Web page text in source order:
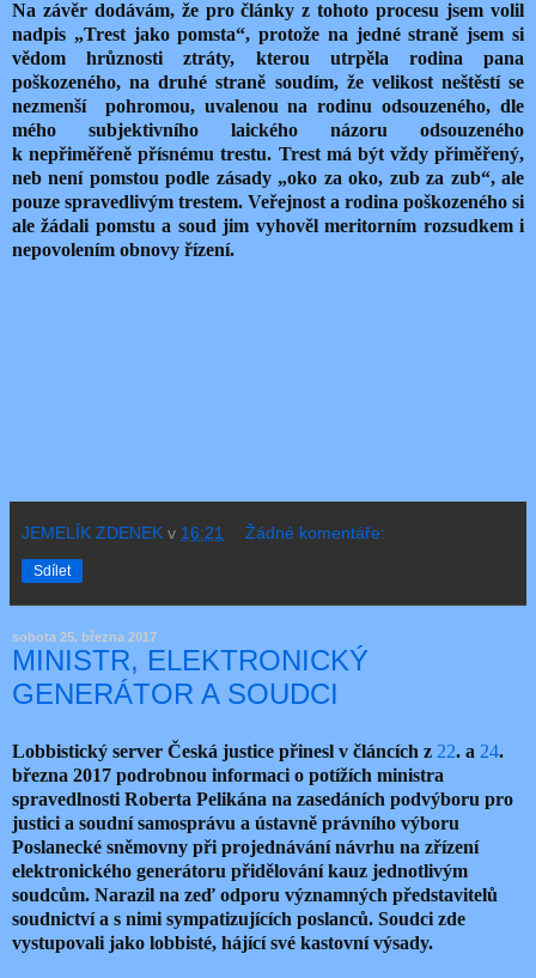
Na závěr dodávám, že pro články z tohoto procesu jsem volil
nadpis „Trest jako pomsta“, protože na jedné straně jsem si
vědom hrůznosti ztráty, kterou utrpěla rodina pana
poškozeného, na druhé straně soudím, že velikost neštěstí se
nezmenší pohromou, uvalenou na rodinu odsouzeného, dle
mého subjektivního laického názoru odsouzeného
k nepřiměřeně přísnému trestu. Trest má být vždy přiměřený,
neb není pomstou podle zásady „oko za oko, zub za zub“, ale
pouze spravedlivým trestem. Veřejnost a rodina poškozeného si
ale žádali pomstu a soud jim vyhověl meritorním rozsudkem i
nepovolením obnovy řízení.
JEMELÍK ZDENEK v 16:21 Žádné komentáře:
Sdílet
sobota 25. března 2017
MINISTR, ELEKTRONICKÝ
GENERÁTOR A SOUDCI
Lobbistický server Česká justice přinesl v článcích z 22. a 24.
března 2017 podrobnou informaci o potížích ministra
spravedlnosti Roberta Pelikána na zasedáních podvýboru pro
justici a soudní samosprávu a ústavně právního výboru
Poslanecké sněmovny při projednávání návrhu na zřízení
elektronického generátoru přidělování kauz jednotlivým
soudcům. Narazil na zeď odporu významných představitelů
soudnictví a s nimi sympatizujících poslanců. Soudci zde
vystupovali jako lobbisté, hájící své kastovní výsady.